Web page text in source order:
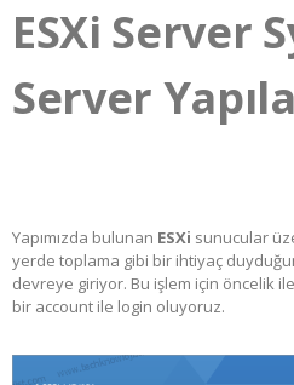
ESXi Server
Server
Yapımızda bulunan ESXi sunucular
yerde toplama gibi bir ihtiyaç
devreye giriyor. Bu işlem için öncelik ile
bir account ile login oluyoruz.